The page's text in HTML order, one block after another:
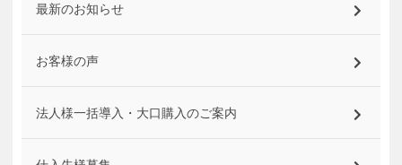
最新のお知らせ
お客様の声
法人様一括導入・大口購入のご案内